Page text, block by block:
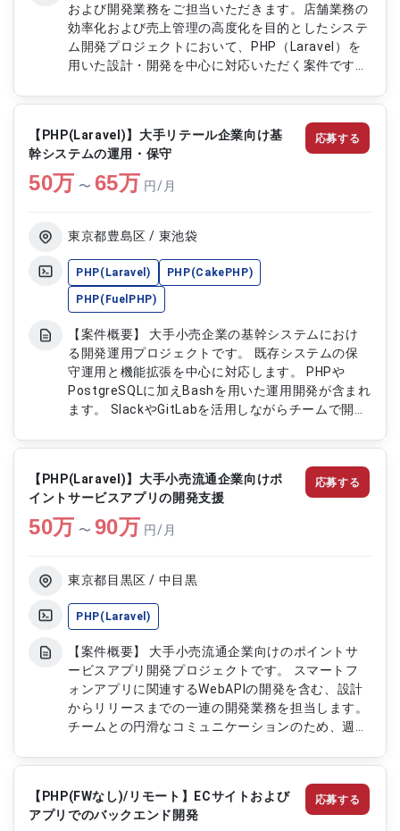
および開発業務をご担当いただきます。店舗業務の
効率化および売上管理の高度化を目的としたシステ
ム開発プロジェクトにおいて、PHP（Laravel）を
用いた設計・開発を中心に対応いただく案件です。
上げ時には一部出社対応が発生し、以降は月数回程
度の出社を伴うハイブリッド環境での参画となりま
す。 【作業内容】 ・サービス業向けPOSシステム
の設計および開発対応 ・PHP（Laravel）を用いた
Webアプリケーションの機能開発および改修 ・業
務要件に基づく基本設計および詳細設計対応 ・既
体テストおよび結合テストの実施、検証対応 ・店
・チームメンバーとの仕様調整および開発連携 ・
リモート環境での進捗共有およびコミュニケーショ
ン対応
【PHP(Laravel)】大手リテール企業向け基
幹システムの運用・保守
50万 〜 65万 円/月
東京都豊島区 / 東池袋
PHP(Laravel) PHP(CakePHP)
PHP(FuelPHP)
【案件概要】 大手小売企業の基幹システムにおけ
る開発運用プロジェクトです。 既存システムの保
守運用と機能拡張を中心に対応します。 PHPや
PostgreSQLに加えBashを用いた運用開発が含まれ
ます。 SlackやGitLabを活用しながらチームで開発
PostgreSQLを用いた基幹システム開発運用 ・
Shellスクリプトによる運用保守および機能追加対
応 ・awk sedを用いたデータ加工処理 ・ログファ
イル等テキストデータの解析および対応
応募する
【PHP(Laravel)】大手小売流通企業向けポ
イントサービスアプリの開発支援
50万 〜 90万 円/月
東京都目黒区 / 中目黒
PHP(Laravel)
【案件概要】 大手小売流通企業向けのポイントサ
ービスアプリ開発プロジェクトです。 スマートフ
ォンアプリに関連するWebAPIの開発を含む、設計
からリリースまでの一連の開発業務を担当します。
チームとの円滑なコミュニケーションのため、週1
とした案件です。 【作業内容】 ・ポイントサービ
スアプリの基本設計 ・PHP（Laravel）を用いたサ
ーバーサイド開発 ・WebAPIの設計および開発 ・ス
マートフォンアプリ連携のためのAPI開発 ・Webサ
応募する
【PHP(FWなし)/リモート】ECサイトおよび
アプリでのバックエンド開発
応募する